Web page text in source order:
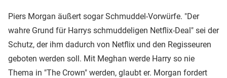
Piers Morgan äußert sogar Schmuddel-Vorwürfe. "Der
wahre Grund für Harrys schmuddeligen Netflix-Deal" sei der
Schutz, der ihm dadurch von Netflix und den Regisseuren
geboten werden soll. Mit Meghan werde Harry so nie
Thema in "The Crown" werden, glaubt er. Morgan fordert